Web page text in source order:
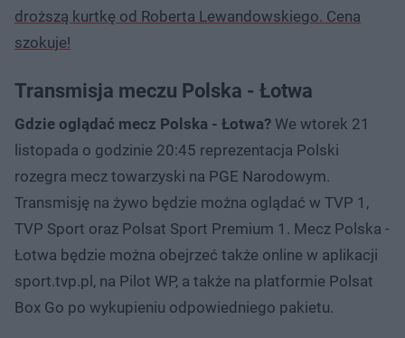
droższą kurtkę od Roberta Lewandowskiego. Cena
szokuje!
Transmisja meczu Polska - Łotwa
Gdzie oglądać mecz Polska - Łotwa? We wtorek 21
listopada o godzinie 20:45 reprezentacja Polski
rozegra mecz towarzyski na PGE Narodowym.
Transmisję na żywo będzie można oglądać w TVP 1,
TVP Sport oraz Polsat Sport Premium 1. Mecz Polska -
Łotwa będzie można obejrzeć także online w aplikacji
sport.tvp.pl, na Pilot WP, a także na platformie Polsat
Box Go po wykupieniu odpowiedniego pakietu.